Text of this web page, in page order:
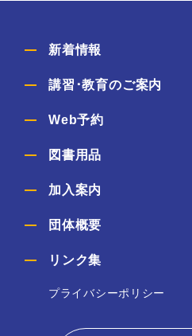
新着情報
講習･教育のご案内
Web予約
図書用品
加入案内
団体概要
リンク集
プライバシーポリシー